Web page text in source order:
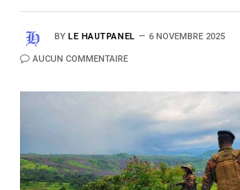
BY LE HAUTPANEL 6 NOVEMBRE 2025
AUCUN COMMENTAIRE